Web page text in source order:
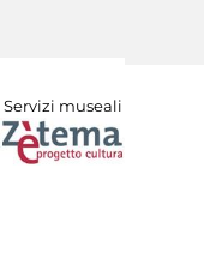
Servizi museali